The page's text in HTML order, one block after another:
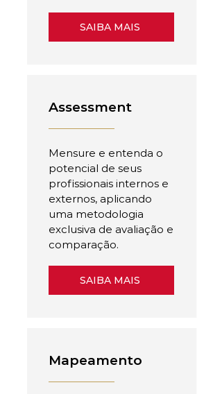
SAIBA MAIS
Assessment
Mensure e entenda o
potencial de seus
profissionais internos e
externos, aplicando
uma metodologia
exclusiva de avaliação e
comparação.
SAIBA MAIS
Mapeamento